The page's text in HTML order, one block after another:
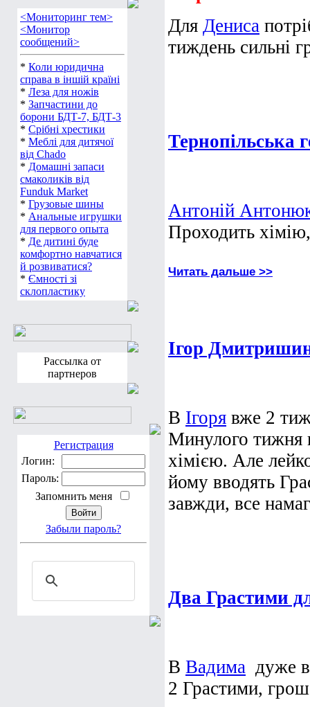
<Мониторинг тем>
<Монитор
сообщений>
* Коли юридична
справа в іншій країні
* Леза для ножів
* Запчастини до
борони БДТ-7, БДТ-3
* Срібні хрестики
* Меблі для дитячої
від Chado
* Домашні запаси
смаколиків від
Funduk Market
* Грузовые шины
* Анальные игрушки
для первого опыта
* Де дитині буде
комфортно навчатися
й розвиватися?
* Ємності зі
склопластику
Рассылка от
партнеров
Регистрация
Логин:
Пароль:
Запомнить меня
Забыли пароль?
Для Дениса
тиждень сильні
Тернопільська
Антоній
Проходить
Читать дальше >>
Ігор
В Ігоря вже 2
Минулого тижня
хімією. Але
йому вводять
завжди, все
Два Грастими
В Вадима дуже
2 Грастими,